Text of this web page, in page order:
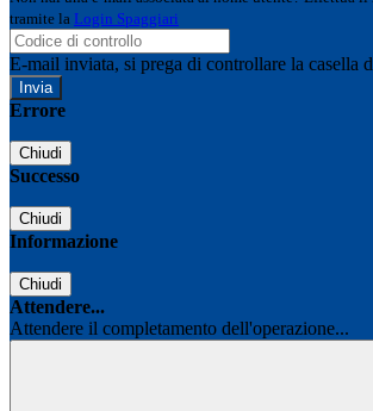
tramite la Login Spaggiari
E-mail inviata, si prega di controllare la casella
Errore
Chiudi
Successo
Chiudi
Informazione
Chiudi
Attendere...
Attendere il completamento dell'operazione...